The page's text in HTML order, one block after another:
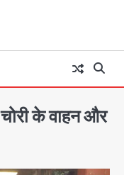
चोरी के वाहन और